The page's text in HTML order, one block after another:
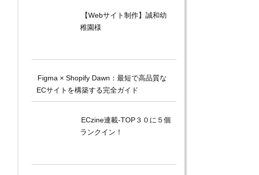
【Webサイト制作】誠和幼
稚園様
Figma × Shopify Dawn：最短で高品質な
ECサイトを構築する完全ガイド
ECzine連載-TOP３０に５個
ランクイン！